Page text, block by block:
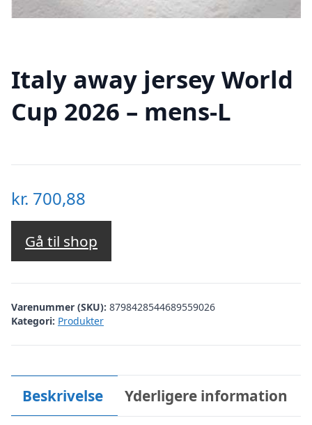
Italy away jersey World
Cup 2026 – mens-L
kr. 700,88
Gå til shop
Varenummer (SKU): 8798428544689559026
Kategori: Produkter
Beskrivelse Yderligere information